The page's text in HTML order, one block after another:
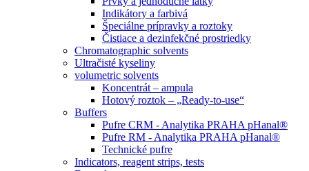
Indikátory a farbivá
Špeciálne prípravky a roztoky
Čistiace a dezinfekčné prostriedky
Chromatographic solvents
Ultračisté kyseliny
volumetric solvents
Koncentrát – ampula
Hotový roztok – „Ready-to-use“
Buffers
Pufre CRM - Analytika PRAHA pHanal®
Pufre RM - Analytika PRAHA pHanal®
Technické pufre
Indicators, reagent strips, tests